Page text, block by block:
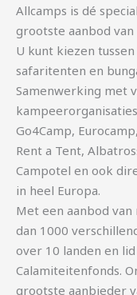
Allcamps is dé
grootste aanbod
U kunt kiezen
safaritenten en
Samenwerking met
Go4Camp,
Rent a Tent,
Campotel en ook
in heel Europa.
Met een aanbod
dan 1000
over 10 landen en lid
Calamiteitenfonds.
grootste aanbieder